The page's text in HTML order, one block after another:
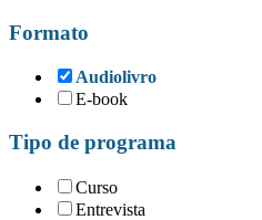
Formato
Audiolivro
E-book
Tipo de programa
Curso
Entrevista